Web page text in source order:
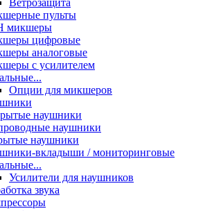
Ветрозащита
пульты
микшеры
цифровые
аналоговые
с усилителем
Опции для микшеров
наушники
наушники
наушники
вкладыши / мониторинговые
Усилители для наушников
звука